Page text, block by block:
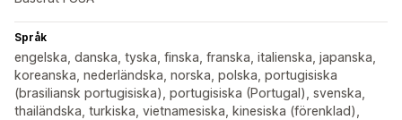
Språk
engelska, danska, tyska, finska, franska, italienska, japanska,
koreanska, nederländska, norska, polska, portugisiska
(brasiliansk portugisiska), portugisiska (Portugal), svenska,
thailändska, turkiska, vietnamesiska, kinesiska (förenklad),